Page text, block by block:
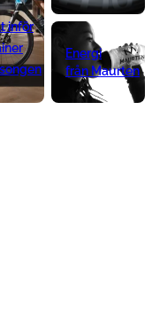
inför
Energi
från Maurten